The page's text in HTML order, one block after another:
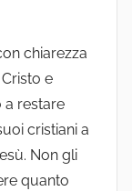
chiarezza
e
a restare
cristiani a
Non gli
quanto